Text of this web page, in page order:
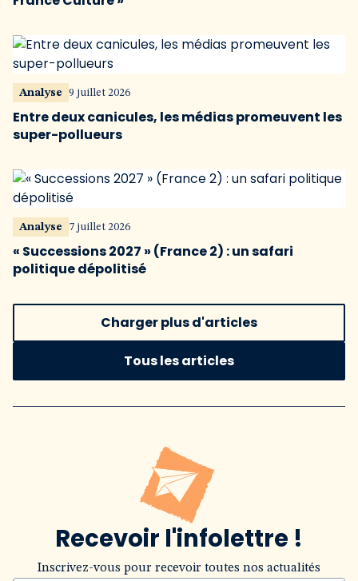
Analyse 9 juillet 2026
Entre deux canicules, les médias promeuvent les
super-pollueurs
Analyse 7 juillet 2026
« Successions 2027 » (France 2) : un safari
politique dépolitisé
Charger plus d'articles
Tous les articles
Recevoir l'infolettre !
Inscrivez-vous pour recevoir toutes nos actualités